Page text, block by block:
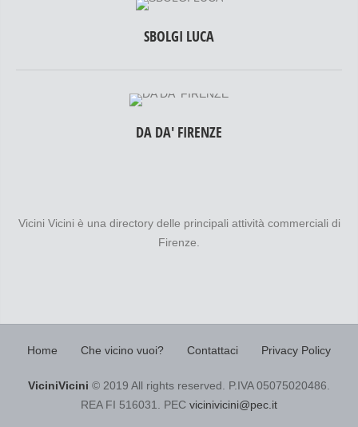
SBOLGI LUCA
DA DA' FIRENZE
Vicini Vicini è una directory delle principali attività commerciali di
Firenze.
Home Che vicino vuoi? Contattaci Privacy Policy
ViciniVicini © 2019 All rights reserved. P.IVA 05075020486.
REA FI 516031. PEC vicinivicini@pec.it